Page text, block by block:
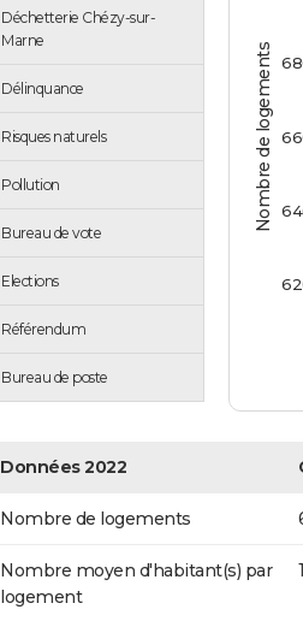
Déchetterie Chézy-sur-
Marne
Délinquance
Risques naturels
Pollution
Bureau de vote
Elections
Référendum
Bureau de poste
Nombre de logements
Données 2022
Nombre de logements
Nombre moyen d'habitant(s) par
logement